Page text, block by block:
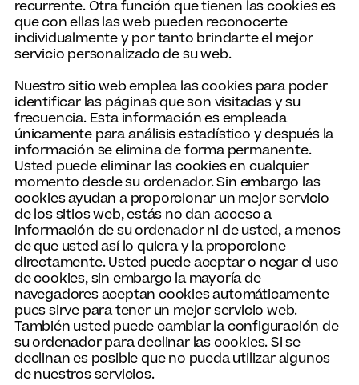
recurrente. Otra función que tienen las cookies es
que con ellas las web pueden reconocerte
individualmente y por tanto brindarte el mejor
servicio personalizado de su web.
Nuestro sitio web emplea las cookies para poder
identificar las páginas que son visitadas y su
frecuencia. Esta información es empleada
únicamente para análisis estadístico y después la
información se elimina de forma permanente.
Usted puede eliminar las cookies en cualquier
momento desde su ordenador. Sin embargo las
cookies ayudan a proporcionar un mejor servicio
de los sitios web, estás no dan acceso a
información de su ordenador ni de usted, a menos
de que usted así lo quiera y la proporcione
directamente. Usted puede aceptar o negar el uso
de cookies, sin embargo la mayoría de
navegadores aceptan cookies automáticamente
pues sirve para tener un mejor servicio web.
También usted puede cambiar la configuración de
su ordenador para declinar las cookies. Si se
declinan es posible que no pueda utilizar algunos
de nuestros servicios.